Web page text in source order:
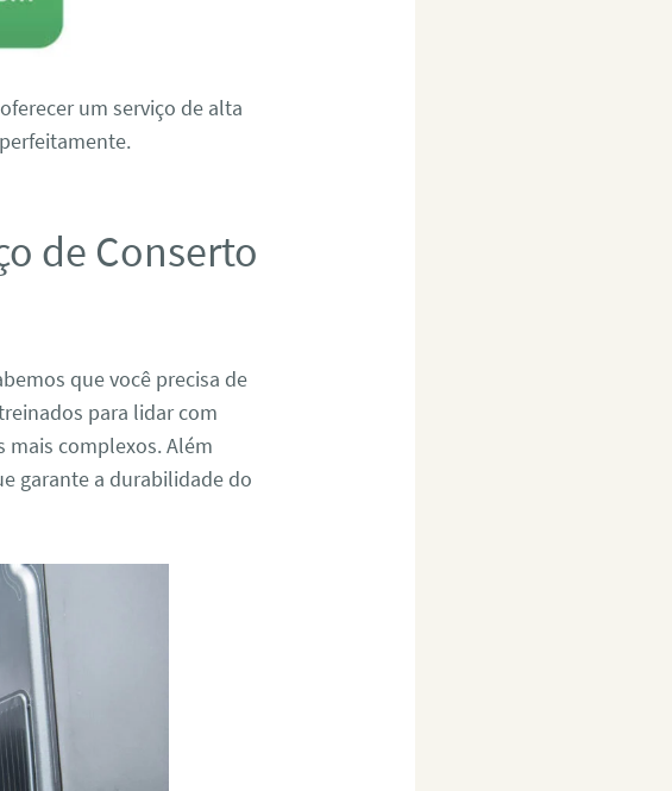
um serviço de alta
de Conserto
que você precisa de
para lidar com
mais complexos. Além
garante a durabilidade do